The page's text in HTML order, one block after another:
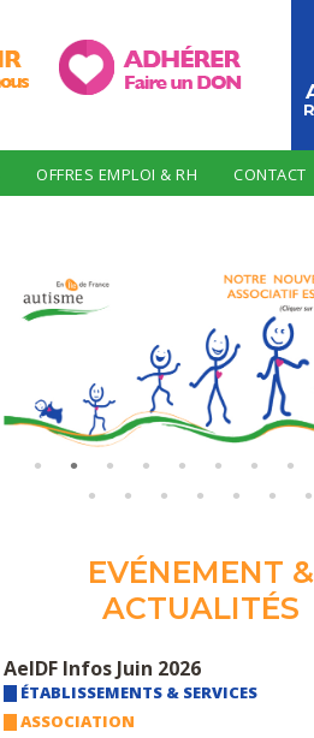
OFFRES EMPLOI & RH CONTACT
EVÉNEMENT &
ACTUALITÉS
AeIDF Infos Juin 2026
ÉTABLISSEMENTS & SERVICES
ASSOCIATION